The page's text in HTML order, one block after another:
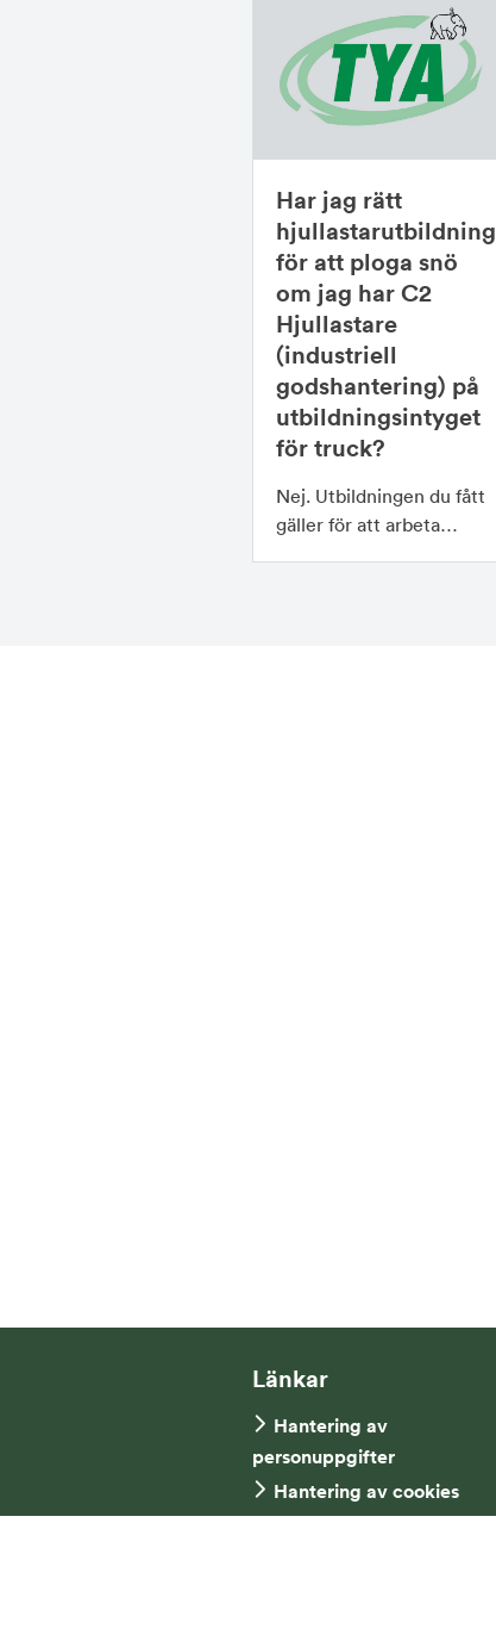
Har jag rätt
hjullastarutbildning
för att ploga snö
om jag har C2
Hjullastare
(industriell
godshantering) på
utbildningsintyget
för truck?
Nej. Utbildningen du fått
gäller för att arbeta…
Länkar
Hantering av
personuppgifter
Hantering av cookies